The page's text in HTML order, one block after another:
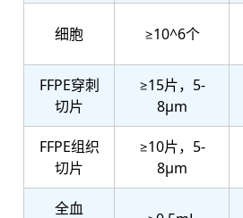
细胞 ≥10^6个
FFPE穿刺
切片
≥15片，5-
8μm
FFPE组织
切片
≥10片，5-
8μm
全血